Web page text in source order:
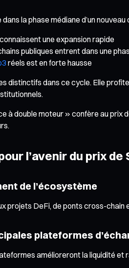
la phase médiane d’un
une expansion rapide
publiques entrent dans une
réels est en forte hausse
distinctifs dans ce cycle. Elle
à double moteur » confère au
l’avenir du prix de
de l’écosystème
projets DeFi, de ponts cross-
plateformes
amélioreront la liquidité